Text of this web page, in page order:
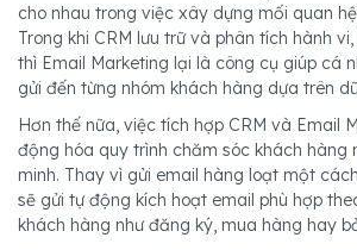
cho nhau trong việc xây dựng mối quan
Trong khi CRM lưu trữ và phân tích hành
thì Email Marketing lại là công cụ giúp cá
gửi đến từng nhóm khách hàng dựa trên
Hơn thế nữa, việc tích hợp CRM và Email
động hóa quy trình chăm sóc khách hàng
minh. Thay vì gửi email hàng loạt một
sẽ gửi tự động kích hoạt email phù hợp
khách hàng như đăng ký, mua hàng hay